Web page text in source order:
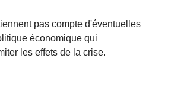
pas compte d'éventuelles
économique qui
les effets de la crise.